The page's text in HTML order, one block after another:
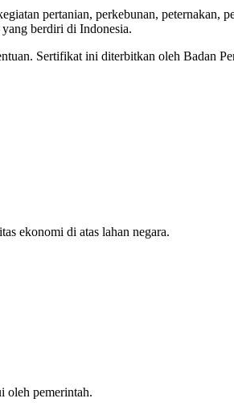
pertanian, perkebunan, peternakan,
berdiri di Indonesia.
Sertifikat ini diterbitkan oleh Badan
ekonomi di atas lahan negara.
oleh pemerintah.